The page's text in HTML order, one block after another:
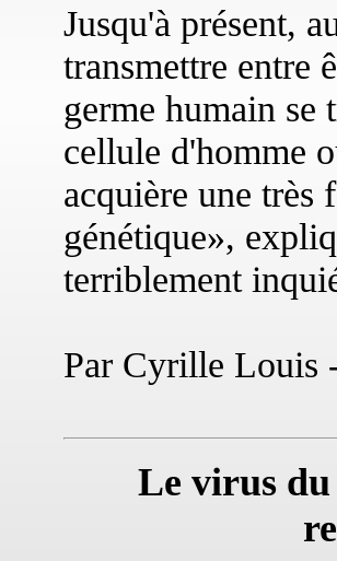
Jusqu'à présent,
transmettre entre
germe humain se
cellule d'homme
acquière une très
génétique»,
terriblement
Par Cyrille Louis
Le virus